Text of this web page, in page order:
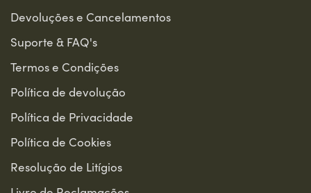
Devoluções e Cancelamentos
Suporte & FAQ's
Termos e Condições
Política de devolução
Política de Privacidade
Política de Cookies
Resolução de Litígios